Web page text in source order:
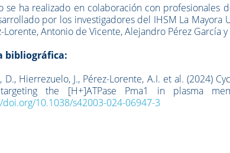
se ha realizado en colaboración con profesionales
por los investigadores del IHSM La Mayora
Lorente, Antonio de Vicente, Alejandro Pérez García
bibliográfica:
D., Hierrezuelo, J., Pérez-Lorente, A.I. et al.(2024)
the [H+]ATPase Pma1 in plasma
10.1038/s42003-024-06947-3